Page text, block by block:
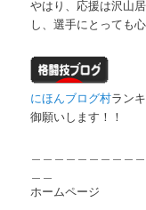
やはり、応援は沢山
し、選手にとっても心
にほんブログ村ラン
御願いします！！
ホームページ